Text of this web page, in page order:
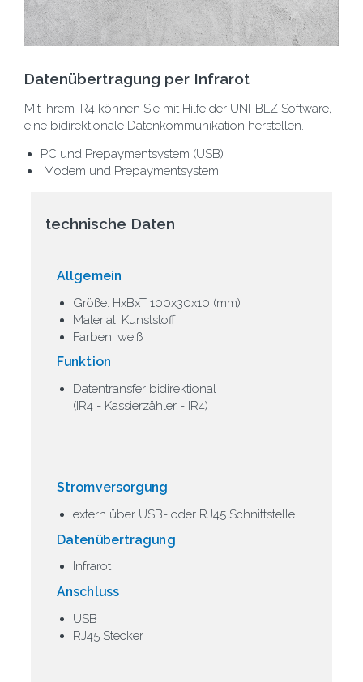
Datenübertragung per Infrarot
Mit Ihrem IR4 können Sie mit Hilfe der UNI-BLZ Software,
eine bidirektionale Datenkommunikation herstellen.
PC und Prepaymentsystem (USB)
Modem und Prepaymentsystem
technische Daten
Allgemein
Größe: HxBxT 100x30x10 (mm)
Material: Kunststoff
Farben: weiß
Funktion
Datentransfer bidirektional
(IR4 - Kassierzähler - IR4)
Stromversorgung
extern über USB- oder RJ45 Schnittstelle
Datenübertragung
Infrarot
Anschluss
USB
RJ45 Stecker